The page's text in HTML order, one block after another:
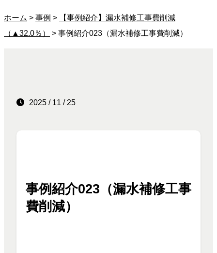
ホーム > 事例 >
【事例紹介】漏水補修工事費削減
（▲32.0％）
> 事例紹介023（漏水補修工事費削減）
2025 / 11 / 25
事例紹介023（漏水補修工事
費削減）